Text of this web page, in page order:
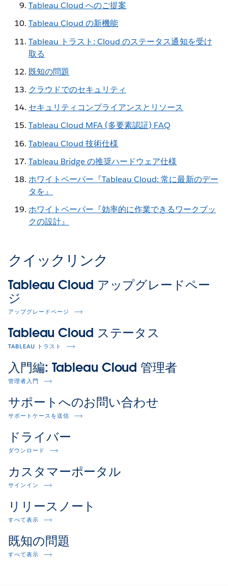
Tableau Cloud へのご提案
Tableau Cloud の新機能
Tableau トラスト: Cloud のステータス通知を受け
取る
既知の問題
クラウドでのセキュリティ
セキュリティコンプライアンスとリソース
Tableau Cloud MFA (多要素認証) FAQ
Tableau Cloud 技術仕様
Tableau Bridge の推奨ハードウェア仕様
ホワイトペーパー『Tableau Cloud: 常に最新のデー
タを』
ホワイトペーパー『効率的に作業できるワークブッ
クの設計』
クイックリンク
Tableau Cloud アップグレードペー
ジ
アップグレードページ
Tableau Cloud ステータス
TABLEAU トラスト
入門編: Tableau Cloud 管理者
管理者入門
サポートへのお問い合わせ
サポートケースを送信
ドライバー
ダウンロード
カスタマーポータル
サインイン
リリースノート
すべて表示
既知の問題
すべて表示